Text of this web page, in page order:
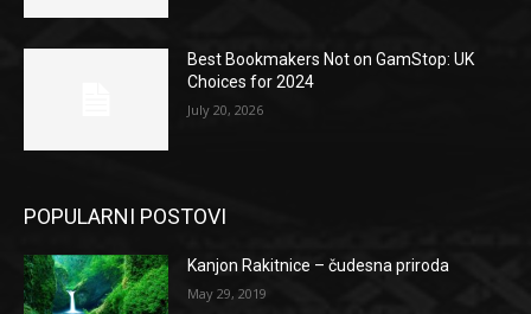
Best Bookmakers Not on GamStop: UK
Choices for 2024
July 20, 2026
POPULARNI POSTOVI
Kanjon Rakitnice – čudesna priroda
May 29, 2019